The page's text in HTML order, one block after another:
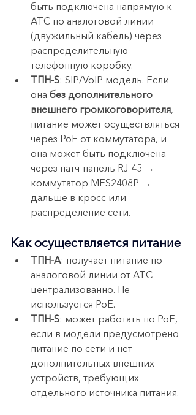
быть подключена напрямую к
АТС по аналоговой линии
(двужильный кабель) через
распределительную
телефонную коробку.
ТПН-S: SIP/VoIP модель. Если
она без дополнительного
внешнего громкоговорителя,
питание может осуществляться
через PoE от коммутатора, и
она может быть подключена
через патч-панель RJ-45 →
коммутатор MES2408P →
дальше в кросс или
распределение сети.
Как осуществляется питание
ТПН-A: получает питание по
аналоговой линии от АТС
централизованно. Не
используется PoE.
ТПН-S: может работать по PoE,
если в модели предусмотрено
питание по сети и нет
дополнительных внешних
устройств, требующих
отдельного источника питания.